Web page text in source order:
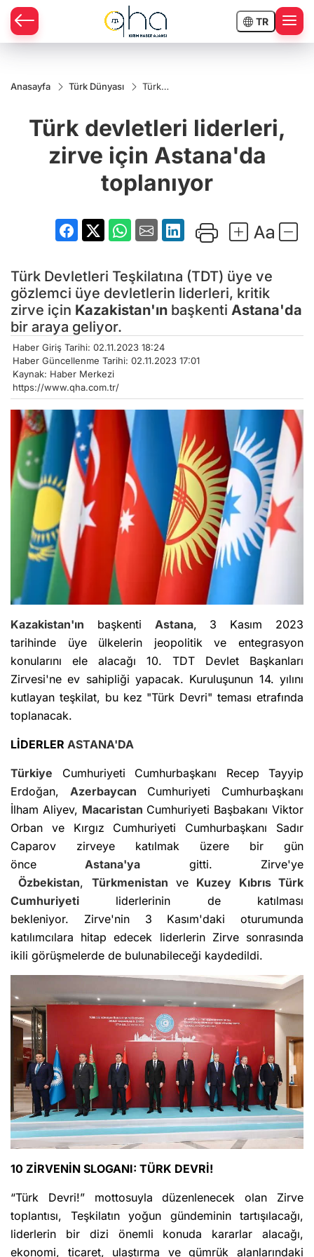
TR
Anasayfa Türk Dünyası
Türk
zirve için
Astana'da
Türk devletleri liderleri,
zirve için Astana'da
toplanıyor
Türk Devletleri Teşkilatına (TDT) üye ve
gözlemci üye devletlerin liderleri, kritik
zirve için Kazakistan'ın başkenti Astana'da
bir araya geliyor.
Haber Giriş Tarihi: 02.11.2023 18:24
Haber Güncellenme Tarihi: 02.11.2023 17:01
Kaynak: Haber Merkezi
https://www.qha.com.tr/
Kazakistan'ın başkenti Astana, 3 Kasım 2023
tarihinde üye ülkelerin jeopolitik ve entegrasyon
konularını ele alacağı 10. TDT Devlet Başkanları
Zirvesi'ne ev sahipliği yapacak. Kuruluşunun 14. yılını
kutlayan teşkilat, bu kez "Türk Devri" teması etrafında
toplanacak.
LİDERLER ASTANA'DA
Türkiye Cumhuriyeti Cumhurbaşkanı Recep Tayyip
Erdoğan, Azerbaycan Cumhuriyeti Cumhurbaşkanı
İlham Aliyev, Macaristan Cumhuriyeti Başbakanı Viktor
Orban ve Kırgız Cumhuriyeti Cumhurbaşkanı Sadır
Caparov zirveye katılmak üzere bir gün
önceAstana'ya gitti. Zirve'ye
Özbekistan, Türkmenistan ve Kuzey Kıbrıs Türk
Cumhuriyeti liderlerinin de katılması
bekleniyor. Zirve'nin 3 Kasım'daki oturumunda
katılımcılara hitap edecek liderlerin Zirve sonrasında
ikili görüşmelerde de bulunabileceği kaydedildi.
10 ZİRVENİN SLOGANI: TÜRK DEVRİ!
“Türk Devri!” mottosuyla düzenlenecek olan Zirve
toplantısı, Teşkilatın yoğun gündeminin tartışılacağı,
liderlerin bir dizi önemli konuda kararlar alacağı,
ekonomi, ticaret, ulaştırma ve gümrük alanlarındaki